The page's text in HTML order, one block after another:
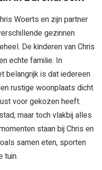
Woerts en zijn partner
gezinnen
De kinderen van Chris
echte familie. In
belangrijk is dat iedereen
rustige woonplaats dicht
voor gekozen heeft.
maar toch vlakbij alles
staan bij Chris en
samen eten, sporten
tuin.